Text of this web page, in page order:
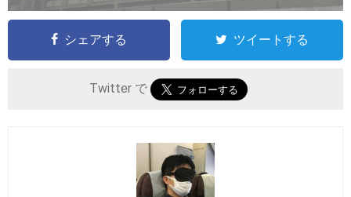
シェアする ツイートする
Twitter で